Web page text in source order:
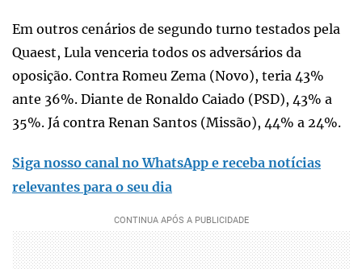
Em outros cenários de segundo turno testados pela
Quaest, Lula venceria todos os adversários da
oposição. Contra Romeu Zema (Novo), teria 43%
ante 36%. Diante de Ronaldo Caiado (PSD), 43% a
35%. Já contra Renan Santos (Missão), 44% a 24%.
Siga nosso canal no WhatsApp e receba notícias
relevantes para o seu dia